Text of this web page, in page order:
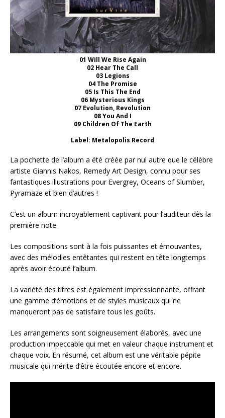
01 Will We Rise Again
02 Hear The Call
03 Legions
04 The Promise
05 Is This The End
06 Mysterious Kings
07 Evolution, Revolution
08 You And I
09 Children Of The Earth
Label: Metalopolis Record
La pochette de l’album a été créée par nul autre que le célèbre
artiste Giannis Nakos, Remedy Art Design, connu pour ses
fantastiques illustrations pour Evergrey, Oceans of Slumber,
Pyramaze et bien d’autres !
C’est un album incroyablement captivant pour l’auditeur dès la
première note.
Les compositions sont à la fois puissantes et émouvantes,
avec des mélodies entêtantes qui restent en tête longtemps
après avoir écouté l’album.
La variété des titres est également impressionnante, offrant
une gamme d’émotions et de styles musicaux qui ne
manqueront pas de satisfaire tous les goûts.
Les arrangements sont soigneusement élaborés, avec une
production impeccable qui met en valeur chaque instrument et
chaque voix. En résumé, cet album est une véritable pépite
musicale qui mérite d’être écoutée encore et encore.